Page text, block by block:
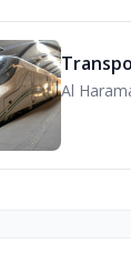
Al